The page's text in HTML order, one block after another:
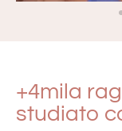
+4mila
studiato